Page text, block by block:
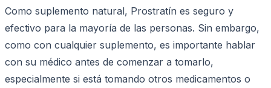
Como suplemento natural, Prostratín es seguro y
efectivo para la mayoría de las personas. Sin embargo,
como con cualquier suplemento, es importante hablar
con su médico antes de comenzar a tomarlo,
especialmente si está tomando otros medicamentos o